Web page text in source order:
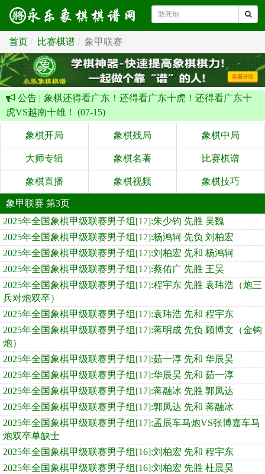
首页 比赛棋谱 象甲联赛
公告 | 象棋还得看广东！还得看广东十虎！还得看广东十
虎VS越南十雄！ (07-15)
象棋开局 象棋残局 象棋中局
大师专辑 象棋名著 比赛棋谱
象棋直播 象棋视频 象棋技巧
象甲联赛 第3页
2025年全国象棋甲级联赛男子组[17]:朱少钧 先胜 吴魏
2025年全国象棋甲级联赛男子组[17]:杨鸿轲 先负 刘柏宏
2025年全国象棋甲级联赛男子组[17]:刘柏宏 先和 杨鸿轲
2025年全国象棋甲级联赛男子组[17]:蔡佑广 先胜 王昊
2025年全国象棋甲级联赛男子组[17]:程宇东 先胜 袁玮浩（炮三
兵对炮双卒）
2025年全国象棋甲级联赛男子组[17]:袁玮浩 先和 程宇东
2025年全国象棋甲级联赛男子组[17]:蒋明成 先负 顾博文（金钩
炮）
2025年全国象棋甲级联赛男子组[17]:茹一淳 先和 华辰昊
2025年全国象棋甲级联赛男子组[17]:华辰昊 先和 茹一淳
2025年全国象棋甲级联赛男子组[17]:蒋融冰 先胜 郭凤达
2025年全国象棋甲级联赛男子组[17]:郭凤达 先和 蒋融冰
2025年全国象棋甲级联赛男子组[17]:孟辰车马炮VS张博嘉车马
炮双卒单缺士
2025年全国象棋甲级联赛男子组[16]:刘柏宏 先和 程宇东
2025年全国象棋甲级联赛男子组[16]:刘柏宏 先胜 杜晨昊